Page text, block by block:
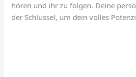
hören und ihr zu folgen. Deine
der Schlüssel, um dein volles